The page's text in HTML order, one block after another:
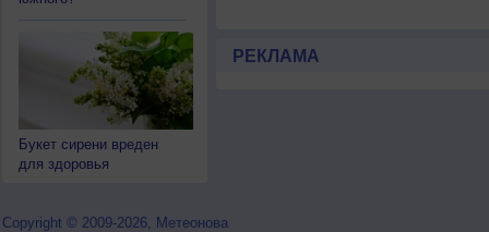
Букет сирени вреден
для здоровья
РЕКЛАМА
Copyright © 2009-2026, Метеонова